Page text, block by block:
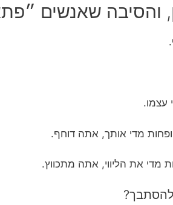
והסיבה שאנשים
עצמו.
מדי אותך, אתה דוחף.
מדי את הליווי, אתה מתכווץ.
להסתבך?